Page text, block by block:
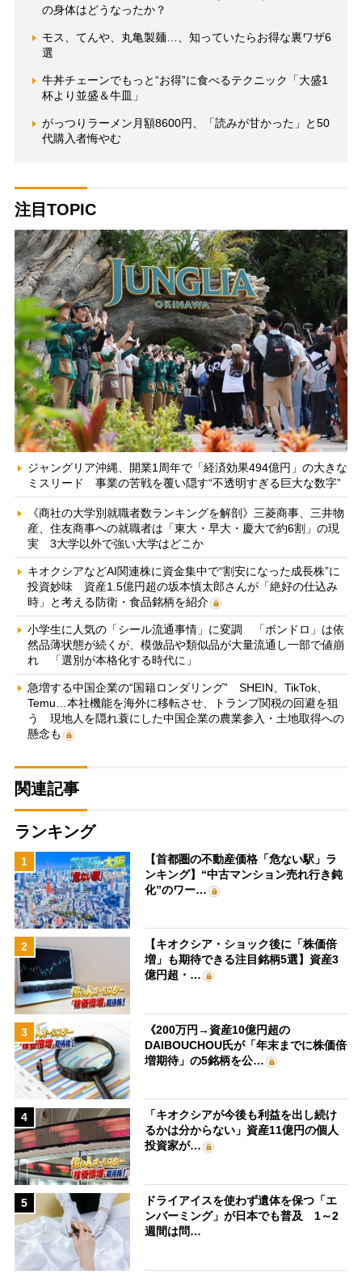
の身体はどうなったか？
モス、てんや、丸亀製麺…、知っていたらお得な裏ワザ6
選
牛丼チェーンでもっと“お得”に食べるテクニック「大盛1
杯より並盛＆牛皿」
がっつりラーメン月額8600円、「読みが甘かった」と50
代購入者悔やむ
注目TOPIC
ジャングリア沖縄、開業1周年で「経済効果494億円」の大きな
ミスリード 事業の苦戦を覆い隠す“不透明すぎる巨大な数字”
《商社の大学別就職者数ランキングを解剖》三菱商事、三井物
産、住友商事への就職者は「東大・早大・慶大で約6割」の現
実 3大学以外で強い大学はどこか
キオクシアなどAI関連株に資金集中で“割安になった成長株”に
投資妙味 資産1.5億円超の坂本慎太郎さんが「絶好の仕込み
時」と考える防衛・食品銘柄を紹介
小学生に人気の「シール流通事情」に変調 「ボンドロ」は依
然品薄状態が続くが、模倣品や類似品が大量流通し一部で値崩
れ 「選別が本格化する時代に」
急増する中国企業の“国籍ロンダリング” SHEIN、TikTok、
Temu…本社機能を海外に移転させ、トランプ関税の回避を狙
う 現地人を隠れ蓑にした中国企業の農業参入・土地取得への
懸念も
関連記事
ランキング
1
【首都圏の不動産価格「危ない駅」ラ
ンキング】“中古マンション売れ行き鈍
化”のワー…
2
【キオクシア・ショック後に「株価倍
増」も期待できる注目銘柄5選】資産3
億円超・…
3
《200万円→資産10億円超の
DAIBOUCHOU氏が「年末までに株価倍
増期待」の5銘柄を公…
4
「キオクシアが今後も利益を出し続け
るかは分からない」資産11億円の個人
投資家が…
5
ドライアイスを使わず遺体を保つ「エ
ンバーミング」が日本でも普及 1～2
週間は問…